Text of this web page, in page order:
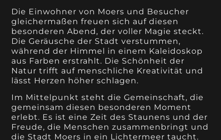
Die Einwohner von Moers und Besucher
gleichermaßen freuen sich auf diesen
besonderen Abend, der voller Magie steckt.
Die Geräusche der Stadt verstummen,
während der Himmel in einem Kaleidoskop
aus Farben erstrahlt. Die Schönheit der
Natur trifft auf menschliche Kreativität und
lässt Herzen höher schlagen.
Im Mittelpunkt steht die Gemeinschaft, die
gemeinsam diesen besonderen Moment
erlebt. Es ist eine Zeit des Staunens und der
Freude, die Menschen zusammenbringt und
die Stadt Moers in ein Lichtermeer taucht.